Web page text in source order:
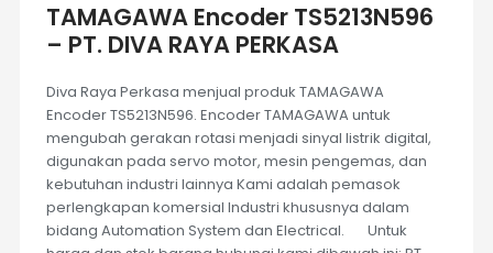
TAMAGAWA Encoder TS5213N596
– PT. DIVA RAYA PERKASA
Diva Raya Perkasa menjual produk TAMAGAWA
Encoder TS5213N596. Encoder TAMAGAWA untuk
mengubah gerakan rotasi menjadi sinyal listrik digital,
digunakan pada servo motor, mesin pengemas, dan
kebutuhan industri lainnya Kami adalah pemasok
perlengkapan komersial Industri khususnya dalam
bidang Automation System dan Electrical. Untuk